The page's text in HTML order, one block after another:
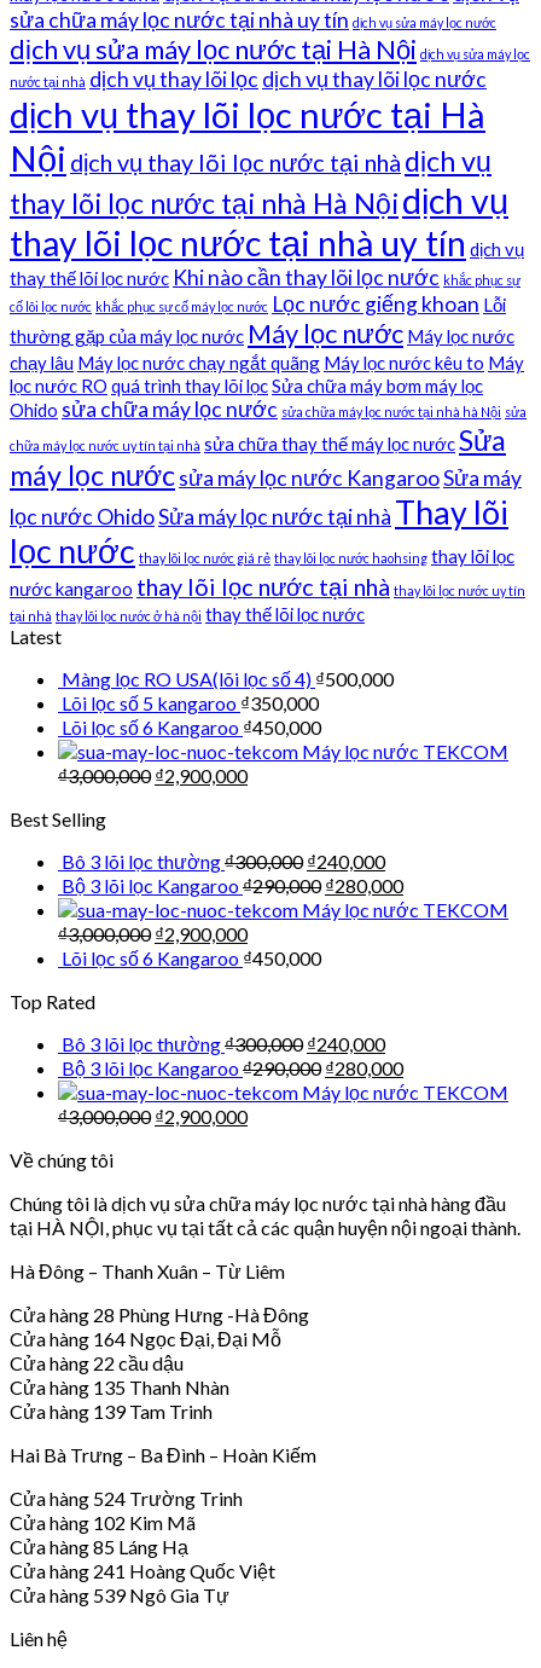
sửa chữa máy lọc nước tại nhà uy tín dịch vụ sửa máy lọc nước
dịch vụ sửa máy lọc nước tại Hà Nội dịch vụ sửa máy lọc
nước tại nhà dịch vụ thay lõi lọc dịch vụ thay lõi lọc nước
dịch vụ thay lõi lọc nước tại Hà
Nội dịch vụ thay lõi lọc nước tại nhà dịch vụ
thay lõi lọc nước tại nhà Hà Nộidịch vụ
thay lõi lọc nước tại nhà uy tín dịch vụ
thay thế lõi lọc nước Khi nào cần thay lõi lọc nước khắc phục sự
cố lõi lọc nước khắc phục sự cố máy lọc nước Lọc nước giếng khoan Lỗi
thường gặp của máy lọc nước Máy lọc nước Máy lọc nước
chạy lâu Máy lọc nước chạy ngắt quãng Máy lọc nước kêu to Máy
lọc nước RO quá trình thay lõi lọcSửa chữa máy bơm máy lọc
Ohido sửa chữa máy lọc nước sửa chữa máy lọc nước tại nhà hà Nội sửa
chữa máy lọc nước uy tín tại nhà sửa chữa thay thế máy lọc nướcSửa
máy lọc nướcsửa máy lọc nước KangarooSửa máy
lọc nước OhidoSửa máy lọc nước tại nhà Thay lõi
lọc nước thay lõi lọc nước giá rẻ thay lõi lọc nước haohsing thay lõi lọc
nước kangaroo thay lõi lọc nước tại nhà thay lõi lọc nước uy tín
tại nhà thay lõi lọc nước ở hà nội thay thế lõi lọc nước
Latest
Màng lọc RO USA(lõi lọc số 4) ₫500,000
Lõi lọc số 5 kangaroo ₫350,000
Lõi lọc số 6 Kangaroo ₫450,000
Máy lọc nước TEKCOM
₫3,000,000 ₫2,900,000
Best Selling
Bô 3 lõi lọc thường₫300,000 ₫240,000
Bộ 3 lõi lọc Kangaroo₫290,000 ₫280,000
Máy lọc nước TEKCOM
₫3,000,000 ₫2,900,000
Lõi lọc số 6 Kangaroo ₫450,000
Top Rated
Bô 3 lõi lọc thường₫300,000 ₫240,000
Bộ 3 lõi lọc Kangaroo₫290,000 ₫280,000
Máy lọc nước TEKCOM
₫3,000,000 ₫2,900,000
Về chúng tôi
Chúng tôi là dịch vụ sửa chữa máy lọc nước tại nhà hàng đầu
tại HÀ NỘI, phục vụ tại tất cả các quận huyện nội ngoại thành.
Hà Đông – Thanh Xuân – Từ Liêm
Cửa hàng 28 Phùng Hưng -Hà Đông
Cửa hàng 164 Ngọc Đại, Đại Mỗ
Cửa hàng 22 cầu dậu
Cửa hàng 135 Thanh Nhàn
Cửa hàng 139 Tam Trinh
Hai Bà Trưng – Ba Đình – Hoàn Kiếm
Cửa hàng 524 Trường Trinh
Cửa hàng 102 Kim Mã
Cửa hàng 85 Láng Hạ
Cửa hàng 241 Hoàng Quốc Việt
Cửa hàng 539 Ngô Gia Tự
Liên hệ